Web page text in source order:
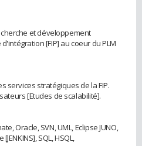
et développement
[FIP] au coeur du PLM
services stratégiques de la FIP.
[Etudes de scalabilité].
Oracle, SVN, UML, Eclipse JUNO,
SQL, HSQL,